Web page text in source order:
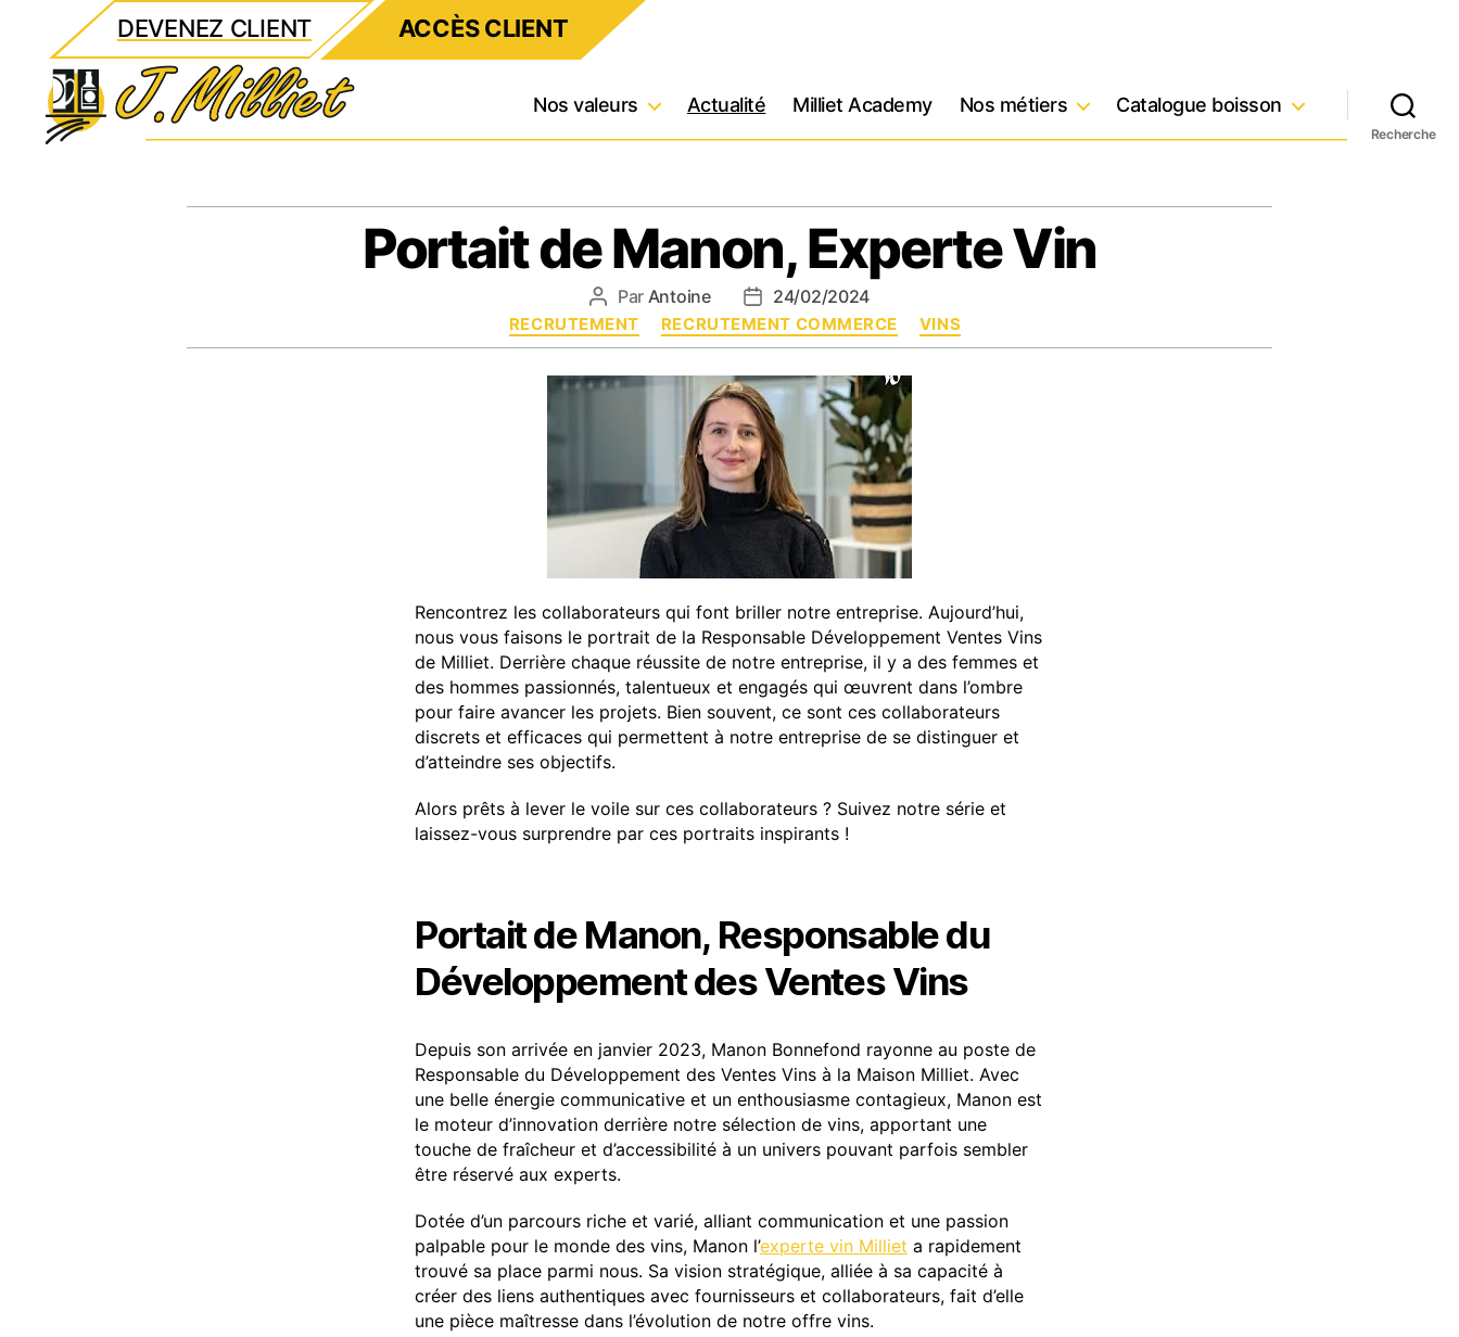
DEVENEZ CLIENT ACCÈS CLIENT
Nos valeurs Actualité Milliet Academy Nos métiers Catalogue boisson
Recherche
Portait de Manon, Experte Vin
Auteur
de
l’article
Par Antoine
Date
de
l’article
24/02/2024
Catégories
RECRUTEMENT RECRUTEMENT COMMERCE VINS
Rencontrez les collaborateurs qui font briller notre entreprise. Aujourd’hui,
nous vous faisons le portrait de la Responsable Développement Ventes Vins
de Milliet. Derrière chaque réussite de notre entreprise, il y a des femmes et
des hommes passionnés, talentueux et engagés qui œuvrent dans l’ombre
pour faire avancer les projets. Bien souvent, ce sont ces collaborateurs
discrets et efficaces qui permettent à notre entreprise de se distinguer et
d’atteindre ses objectifs.
Alors prêts à lever le voile sur ces collaborateurs ? Suivez notre série et
laissez-vous surprendre par ces portraits inspirants !
Portait de Manon, Responsable du
Développement des Ventes Vins
Depuis son arrivée en janvier 2023, Manon Bonnefond rayonne au poste de
Responsable du Développement des Ventes Vins à la Maison Milliet. Avec
une belle énergie communicative et un enthousiasme contagieux, Manon est
le moteur d’innovation derrière notre sélection de vins, apportant une
touche de fraîcheur et d’accessibilité à un univers pouvant parfois sembler
être réservé aux experts.
Dotée d’un parcours riche et varié, alliant communication et une passion
palpable pour le monde des vins, Manon l’experte vin Milliet a rapidement
trouvé sa place parmi nous. Sa vision stratégique, alliée à sa capacité à
créer des liens authentiques avec fournisseurs et collaborateurs, fait d’elle
une pièce maîtresse dans l’évolution de notre offre vins.